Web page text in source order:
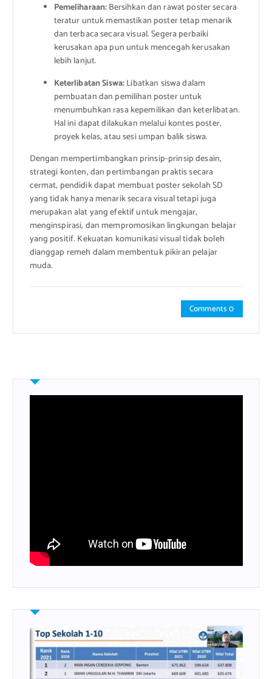
Pemeliharaan:Bersihkan dan rawat poster secara
teratur untuk memastikan poster tetap menarik
dan terbaca secara visual. Segera perbaiki
kerusakan apa pun untuk mencegah kerusakan
lebih lanjut.
Keterlibatan Siswa:Libatkan siswa dalam
pembuatan dan pemilihan poster untuk
menumbuhkan rasa kepemilikan dan keterlibatan.
Hal ini dapat dilakukan melalui kontes poster,
proyek kelas, atau sesi umpan balik siswa.
Dengan mempertimbangkan prinsip-prinsip desain,
strategi konten, dan pertimbangan praktis secara
cermat, pendidik dapat membuat poster sekolah SD
yang tidak hanya menarik secara visual tetapi juga
merupakan alat yang efektif untuk mengajar,
menginspirasi, dan mempromosikan lingkungan belajar
yang positif. Kekuatan komunikasi visual tidak boleh
dianggap remeh dalam membentuk pikiran pelajar
muda.
Comments 0